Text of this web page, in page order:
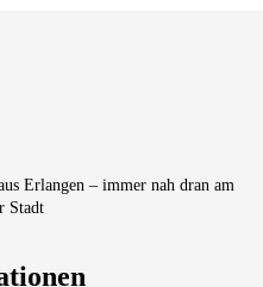
Erlangen – immer nah dran am
Stadt